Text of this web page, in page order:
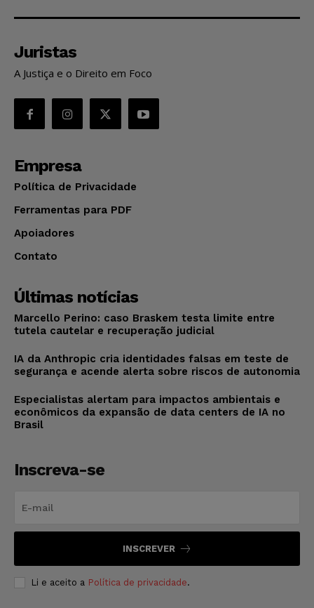
Juristas
A Justiça e o Direito em Foco
Empresa
Política de Privacidade
Ferramentas para PDF
Apoiadores
Contato
Últimas notícias
Marcello Perino: caso Braskem testa limite entre
tutela cautelar e recuperação judicial
IA da Anthropic cria identidades falsas em teste de
segurança e acende alerta sobre riscos de autonomia
Especialistas alertam para impactos ambientais e
econômicos da expansão de data centers de IA no
Brasil
Inscreva-se
INSCREVER
Li e aceito a Política de privacidade.